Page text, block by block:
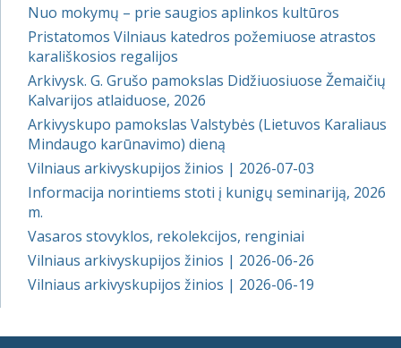
Nuo mokymų – prie saugios aplinkos kultūros
Pristatomos Vilniaus katedros požemiuose atrastos
karališkosios regalijos
Arkivysk. G. Grušo pamokslas Didžiuosiuose Žemaičių
Kalvarijos atlaiduose, 2026
Arkivyskupo pamokslas Valstybės (Lietuvos Karaliaus
Mindaugo karūnavimo) dieną
Vilniaus arkivyskupijos žinios | 2026-07-03
Informacija norintiems stoti į kunigų seminariją, 2026
m.
Vasaros stovyklos, rekolekcijos, renginiai
Vilniaus arkivyskupijos žinios | 2026-06-26
Vilniaus arkivyskupijos žinios | 2026-06-19